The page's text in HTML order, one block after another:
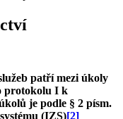
patří mezi úkoly
protokolu I k
je podle § 2 písm.
(IZS)[2]